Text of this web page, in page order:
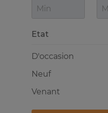
Etat
D'occasion
Neuf
Venant